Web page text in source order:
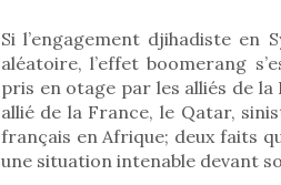
Si l’engagement djihadiste en
aléatoire, l’effet boomerang
pris en otage par les alliés de
allié de la France, le Qatar,
français en Afrique; deux faits
une situation intenable devant